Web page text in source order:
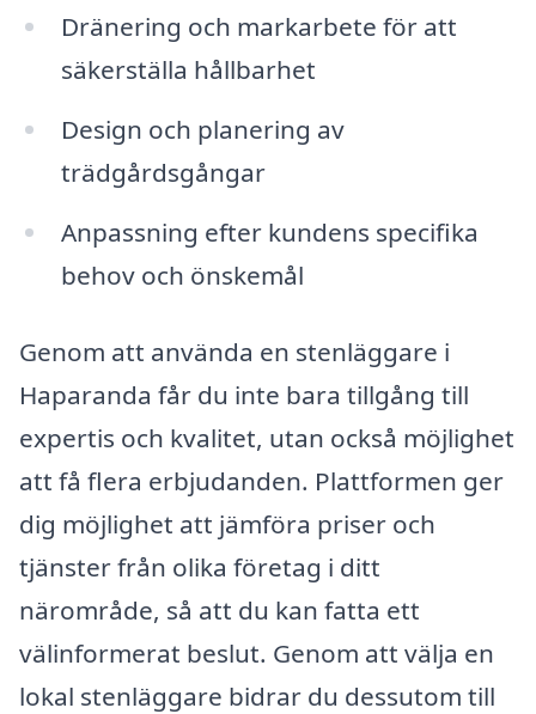
Dränering och markarbete för att
säkerställa hållbarhet
Design och planering av
trädgårdsgångar
Anpassning efter kundens specifika
behov och önskemål
Genom att använda en stenläggare i
Haparanda får du inte bara tillgång till
expertis och kvalitet, utan också möjlighet
att få flera erbjudanden. Plattformen ger
dig möjlighet att jämföra priser och
tjänster från olika företag i ditt
närområde, så att du kan fatta ett
välinformerat beslut. Genom att välja en
lokal stenläggare bidrar du dessutom till